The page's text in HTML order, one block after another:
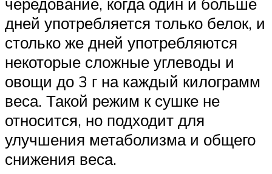
дней употребляется только белок, и
столько же дней употребляются
некоторые сложные углеводы и
овощи до 3 г на каждый килограмм
веса. Такой режим к сушке не
относится, но подходит для
улучшения метаболизма и общего
снижения веса.